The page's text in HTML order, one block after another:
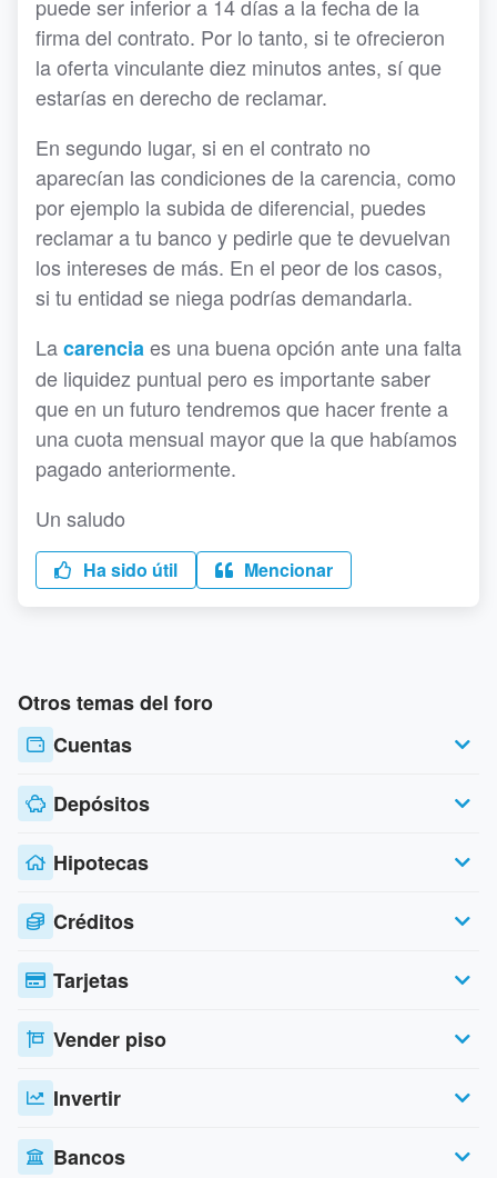
puede ser inferior a 14 días a la fecha de la
firma del contrato. Por lo tanto, si te ofrecieron
la oferta vinculante diez minutos antes, sí que
estarías en derecho de reclamar.
En segundo lugar, si en el contrato no
aparecían las condiciones de la carencia, como
por ejemplo la subida de diferencial, puedes
reclamar a tu banco y pedirle que te devuelvan
los intereses de más. En el peor de los casos,
si tu entidad se niega podrías demandarla.
Lacarenciaes una buena opción ante una falta
de liquidez puntual pero es importante saber
que en un futuro tendremos que hacer frente a
una cuota mensual mayor que la que habíamos
pagado anteriormente.
Un saludo
Ha sido útil Mencionar
Otros temas del foro
Cuentas
Depósitos
Hipotecas
Créditos
Tarjetas
Vender piso
Invertir
Bancos